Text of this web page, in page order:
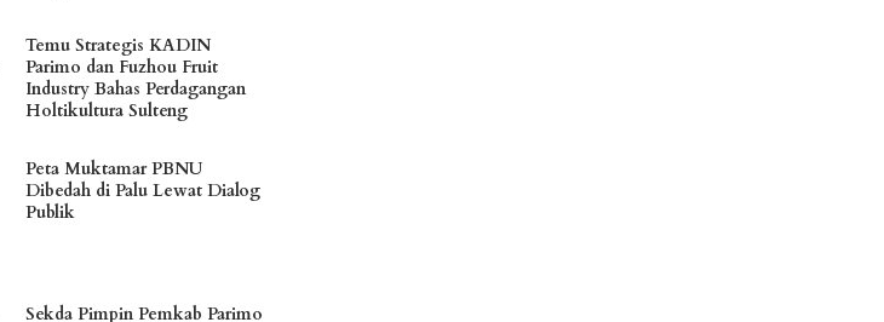
Temu Strategis KADIN
Parimo dan Fuzhou Fruit
Industry Bahas Perdagangan
Holtikultura Sulteng
Peta Muktamar PBNU
Dibedah di Palu Lewat Dialog
Publik
Sekda Pimpin Pemkab Parimo